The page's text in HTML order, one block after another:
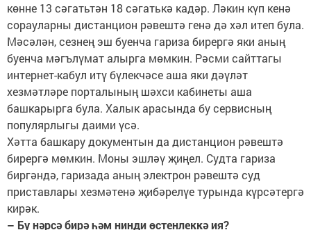
көнне 13 сәгатьтән 18 сәгатькә кадәр. Ләкин күп кенә
сорауларны дистанцион рәвештә генә дә хәл итеп була.
Мәсәлән, сезнең эш буенча гариза бирергә яки аның
буенча мәгълүмат алырга мөмкин. Рәсми сайттагы
интернет-кабул итү бүлекчәсе аша яки дәүләт
хезмәтләре порталының шәхси кабинеты аша
башкарырга була. Халык арасында бу сервисның
популярлыгы даими үсә.
Хәтта башкару документын да дистанцион рәвештә
бирергә мөмкин. Моны эшләү җиңел. Судта гариза
биргәндә, гаризада аның электрон рәвештә суд
приставлары хезмәтенә җибәрелүе турында күрсәтергә
кирәк.
– Бу нәрсә бирә һәм нинди өстенлеккә ия?